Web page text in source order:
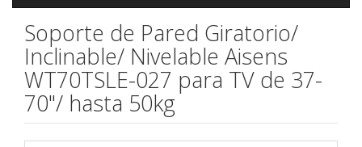
Soporte de Pared Giratorio/
Inclinable/ Nivelable Aisens
WT70TSLE-027 para TV de 37-
70"/ hasta 50kg